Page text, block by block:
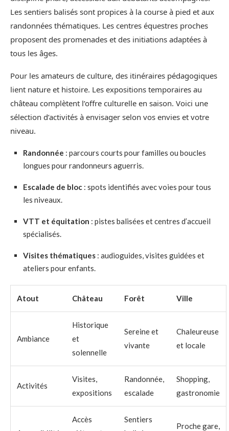
Les sentiers balisés sont propices à la course à pied et aux
randonnées thématiques. Les centres équestres proches
proposent des promenades et des initiations adaptées à
tous les âges.
Pour les amateurs de culture, des itinéraires pédagogiques
lient nature et histoire. Les expositions temporaires au
château complètent l’offre culturelle en saison. Voici une
sélection d’activités à envisager selon vos envies et votre
niveau.
Randonnée : parcours courts pour familles ou boucles
longues pour randonneurs aguerris.
Escalade de bloc : spots identifiés avec voies pour tous
les niveaux.
VTT et équitation : pistes balisées et centres d’accueil
spécialisés.
Visites thématiques : audioguides, visites guidées et
ateliers pour enfants.
Atout Château Forêt Ville
Ambiance
Historique
et
solennelle
Sereine et
vivante
Chaleureuse
et locale
Activités
Visites,
expositions
Randonnée,
escalade
Shopping,
gastronomie
Accès
Sentiers
Proche gare,